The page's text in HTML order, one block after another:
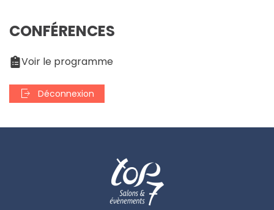
CONFÉRENCES
Voir le programme
Déconnexion